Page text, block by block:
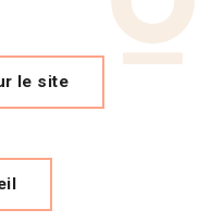
le site